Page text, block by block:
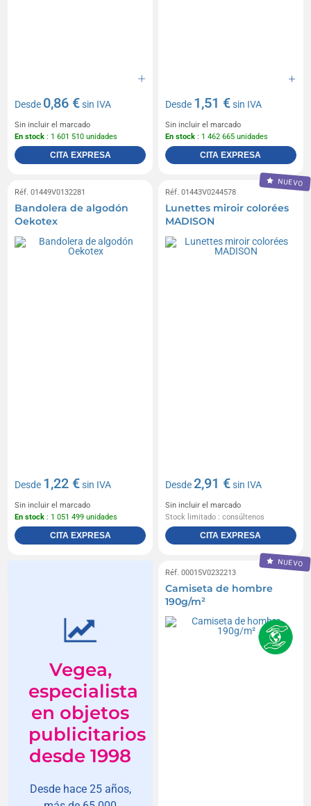
Desde 0,86 €sin IVA
Sin incluir el marcado
En stock : 1 601 510 unidades
CITA EXPRESA
Desde 1,51 €sin IVA
Sin incluir el marcado
En stock : 1 462 665 unidades
CITA EXPRESA
Réf. 01449V0132281
Bandolera de algodón
Oekotex
Desde 1,22 €sin IVA
Sin incluir el marcado
En stock : 1 051 499 unidades
CITA EXPRESA
NUEVO
Réf. 01443V0244578
Lunettes miroir colorées
MADISON
Desde2,91 €sin IVA
Sin incluir el marcado
Stock limitado : consúltenos
CITA EXPRESA
Vegea,
especialista
en objetos
publicitarios
desde 1998
Desde hace 25 años,
NUEVO
Réf. 00015V0232213
Camiseta de hombre
190g/m²